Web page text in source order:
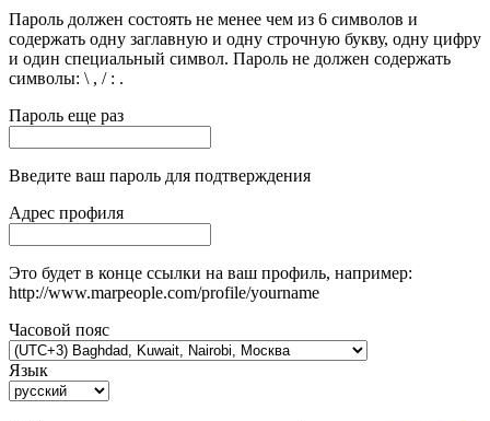
Пароль должен состоять не менее чем из 6 символов и
содержать одну заглавную и одну строчную букву, одну цифру
и один специальный символ. Пароль не должен содержать
символы: \ , / : .
Пароль еще раз
Введите ваш пароль для подтверждения
Адрес профиля
Это будет в конце ссылки на ваш профиль, например:
http://www.marpeople.com/profile/yourname
Часовой пояс
Язык